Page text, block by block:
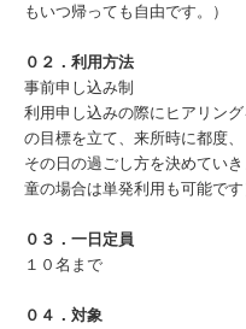
もいつ帰っても自由です。）
０２．利用方法
事前申し込み制
利用申し込みの際にヒアリン
の目標を立て、来所時に都度、
その日の過ごし方を決めてい
童の場合は単発利用も可能です
０３．一日定員
１０名まで
０４．対象